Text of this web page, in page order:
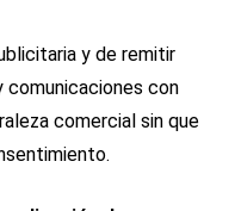
y de remitir
comunicaciones con
comercial sin que